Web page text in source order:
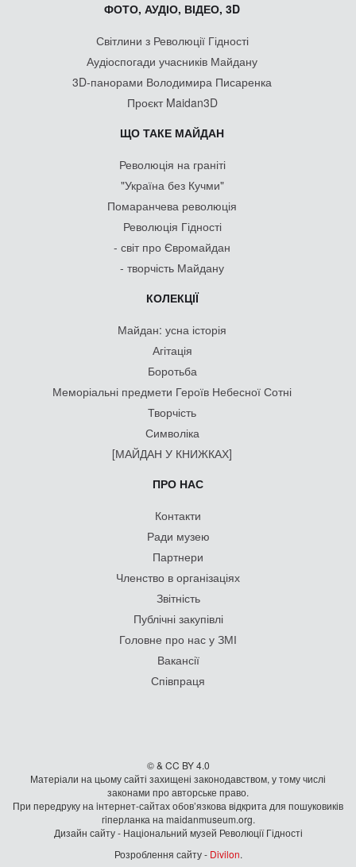
ФОТО, АУДІО, ВІДЕО, 3D
Світлини з Революції Гідності
Аудіоспогади учасників Майдану
3D-панорами Володимира Писаренка
Проєкт Maidan3D
ЩО ТАКЕ МАЙДАН
Революція на граніті
"Україна без Кучми"
Помаранчева революція
Революція Гідності
- світ про Євромайдан
- творчість Майдану
КОЛЕКЦІЇ
Майдан: усна історія
Агітація
Боротьба
Меморіальні предмети Героїв Небесної Сотні
Творчість
Символіка
[МАЙДАН У КНИЖКАХ]
ПРО НАС
Контакти
Ради музею
Партнери
Членство в організаціях
Звітність
Публічні закупівлі
Головне про нас у ЗМІ
Вакансії
Співпраця
© & CC BY 4.0
Матеріали на цьому сайті захищені законодавством, у тому числі
законами про авторське право.
При передруку на iнтернет-сайтах обов’язкова відкрита для пошуковиків
гiперланка на maidanmuseum.org.
Дизайн сайту - Національний музей Революції Гідності
Розроблення сайту - Divilon.